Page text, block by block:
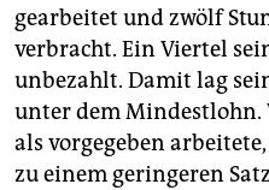
gearbeitet und zwölf
verbracht. Ein Viertel
unbezahlt. Damit lag
unter dem Mindestlohn.
als vorgegeben
zu einem geringeren